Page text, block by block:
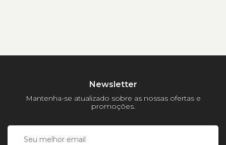
Newsletter
Mantenha-se atualizado sobre as nossas ofertas e
promoções.